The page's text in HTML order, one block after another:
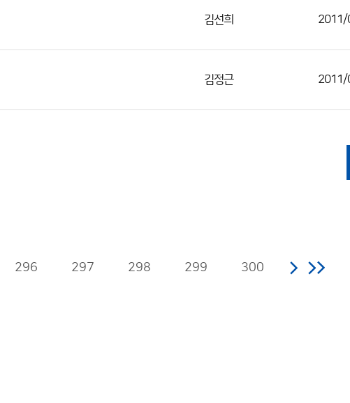
김선희 2011/
김정근 2011/
296 297 298 299 300